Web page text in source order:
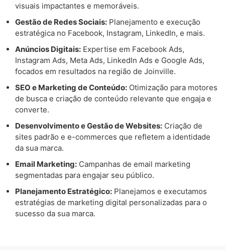
visuais impactantes e memoráveis.
Gestão de Redes Sociais: Planejamento e execução
estratégica no Facebook, Instagram, LinkedIn, e mais.
Anúncios Digitais: Expertise em Facebook Ads,
Instagram Ads, Meta Ads, LinkedIn Ads e Google Ads,
focados em resultados na região de Joinville.
SEO e Marketing de Conteúdo: Otimização para motores
de busca e criação de conteúdo relevante que engaja e
converte.
Desenvolvimento e Gestão de Websites: Criação de
sites padrão e e-commerces que refletem a identidade
da sua marca.
Email Marketing: Campanhas de email marketing
segmentadas para engajar seu público.
Planejamento Estratégico: Planejamos e executamos
estratégias de marketing digital personalizadas para o
sucesso da sua marca.